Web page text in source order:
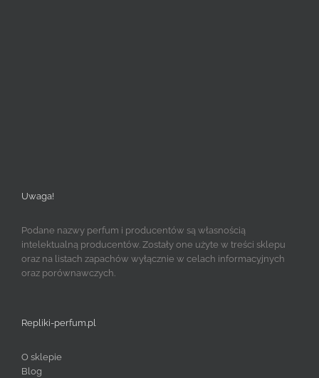
Uwaga!
Podane nazwy perfum i producentów są własnością
intelektualną producentów. Zostały one użyte w treści sklepu
oraz na listach zapachów wyłącznie w celach informacyjnych
oraz porównawczych.
Repliki-perfum.pl
O sklepie
Blog